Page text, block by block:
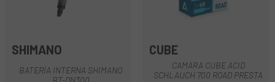
SHIMANO
BATERÍA INTERNA SHIMANO
BT-DN300
CUBE
CAMARA CUBE ACID
SCHLAUCH 700 ROAD PRESTA